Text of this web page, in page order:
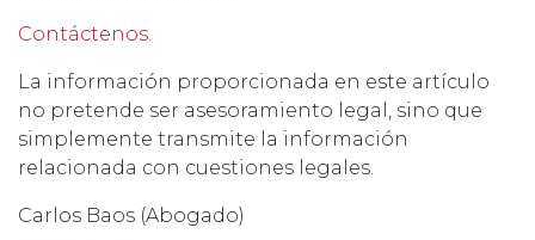
Contáctenos.
La información proporcionada en este artículo
no pretende ser asesoramiento legal, sino que
simplemente transmite la información
relacionada con cuestiones legales.
Carlos Baos (Abogado)